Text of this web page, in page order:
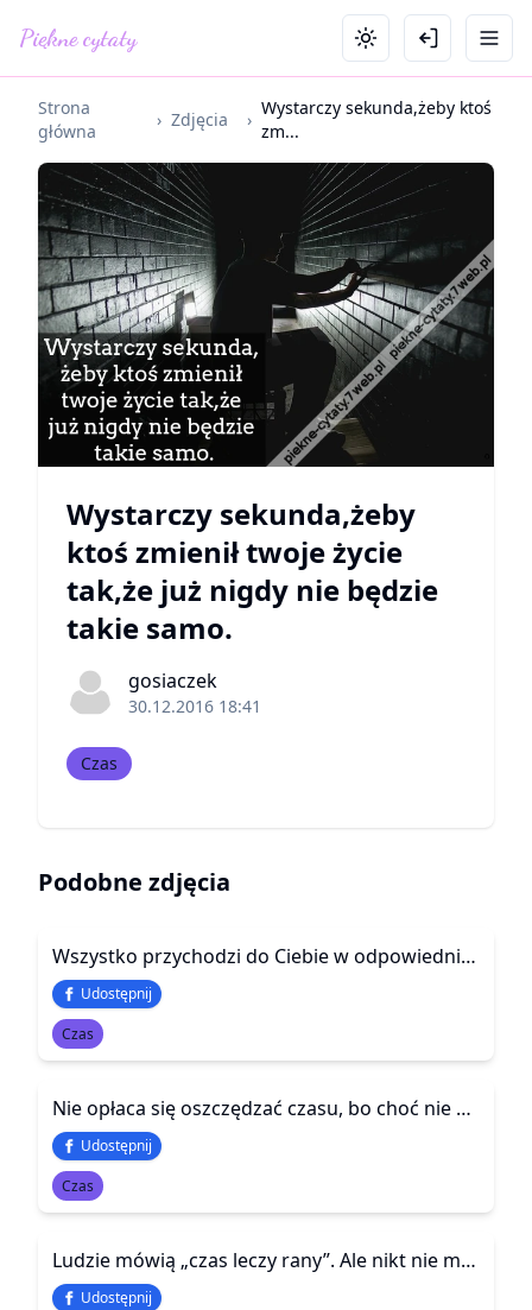
Piękne cytaty
Strona
główna
› Zdjęcia ›
Wystarczy sekunda,żeby ktoś
zm...
Wystarczy sekunda,żeby
ktoś zmienił twoje życie
tak,że już nigdy nie będzie
takie samo.
gosiaczek
30.12.2016 18:41
Czas
Podobne zdjęcia
Wszystko przychodzi do Ciebie w odpowiednim.. Myśli. Źródło: Wszystko przychodzi do Ciebie w odpowiednim momencie. Bądź cierpliwy.
Udostępnij
Czas
Nie opłaca się oszczędzać czasu, bo choć nie wiem jak bylibyśmy skrupulatni, na koniec i tak nic nam nie zostanie
Udostępnij
Czas
Ludzie mówią „czas leczy rany”. Ale nikt nie mówi, że w międzyczasie trzeba nauczyć się żyć z bliznami. I nie rozdrapywać ich za każdym razem, gdy coś ci o nich przypomni.
Udostępnij